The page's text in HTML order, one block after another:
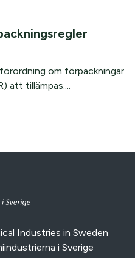
om förpackningar
att tillämpas....
Industries in Sweden
i Sverige